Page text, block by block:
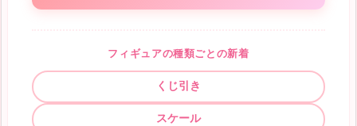
フィギュアの種類ごとの新着
くじ引き
スケール